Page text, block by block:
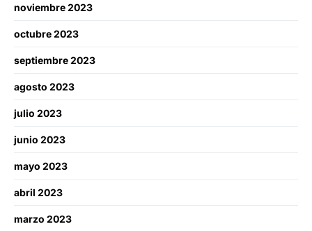
noviembre 2023
octubre 2023
septiembre 2023
agosto 2023
julio 2023
junio 2023
mayo 2023
abril 2023
marzo 2023